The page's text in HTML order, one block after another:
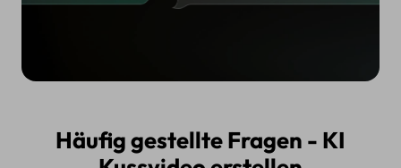
Häufig gestellte Fragen - KI